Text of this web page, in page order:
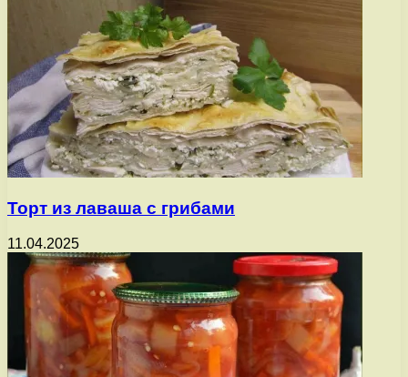
Торт из лаваша с грибами
11.04.2025